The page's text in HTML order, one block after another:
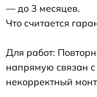
— до 3 месяцев.
Что считается
Для работ:
напрямую связан
некорректный